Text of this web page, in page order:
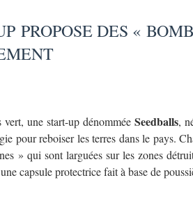
PROPOSE DES «
une start-up dénomméeSeedballs,
pour reboiser les terres dans le pays.
» qui sont larguées sur les zones
capsule protectrice fait à base de